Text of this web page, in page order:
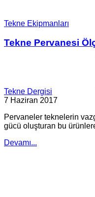
Tekne Ekipmanları
Tekne Pervanesi
Tekne Dergisi
7 Haziran 2017
Pervaneler teknelerin
gücü oluşturan bu
Devamı...